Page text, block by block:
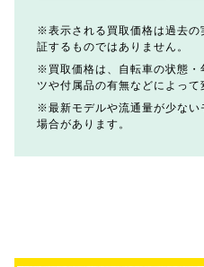
表示される買取価格は過去
証するものではありません。
買取価格は、自転車の状態
ツや付属品の有無などによって
最新モデルや流通量が少な
場合があります。